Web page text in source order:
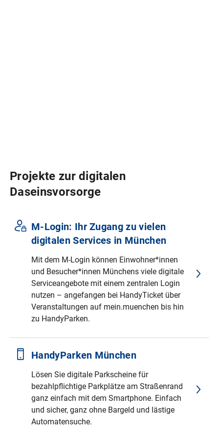
Projekte zur digitalen
Daseinsvorsorge
M‑Login: Ihr Zugang zu vielen
digitalen Services in München
Mit dem M‑Login können Einwohner*innen
und Besucher*innen Münchens viele digitale
Serviceangebote mit einem zentralen Login
nutzen – angefangen bei HandyTicket über
Veranstaltungen auf mein.muenchen bis hin
zu HandyParken.
HandyParken München
Lösen Sie digitale Parkscheine für
bezahlpflichtige Parkplätze am Straßenrand
ganz einfach mit dem Smartphone. Einfach
und sicher, ganz ohne Bargeld und lästige
Automatensuche.